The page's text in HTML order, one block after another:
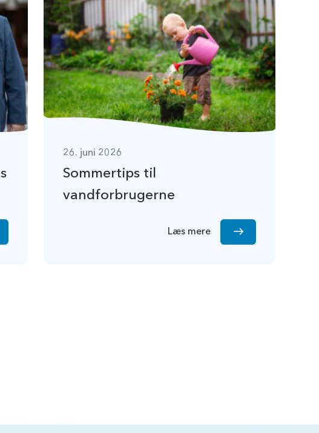
26. juni 2026
Sommertips til
vandforbrugerne
Læs mere